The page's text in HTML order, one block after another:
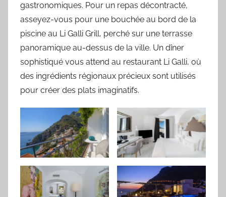
gastronomiques. Pour un repas décontracté,
asseyez-vous pour une bouchée au bord de la
piscine au Li Galli Grill, perché sur une terrasse
panoramique au-dessus de la ville. Un dîner
sophistiqué vous attend au restaurant Li Galli, où
des ingrédients régionaux précieux sont utilisés
pour créer des plats imaginatifs.